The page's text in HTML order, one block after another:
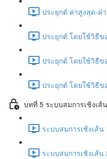
ประยุกต์ ค่าสูงสุด-ค่
ประยุกต์ โดยใช้วิธีข
ประยุกต์ โดยใช้วิธีข
ประยุกต์ โดยใช้วิธีข
บทที่ 5 ระบบสมการเชิงเส้น
ระบบสมการเชิงเส้น
ระบบสมการเชิงเส้น